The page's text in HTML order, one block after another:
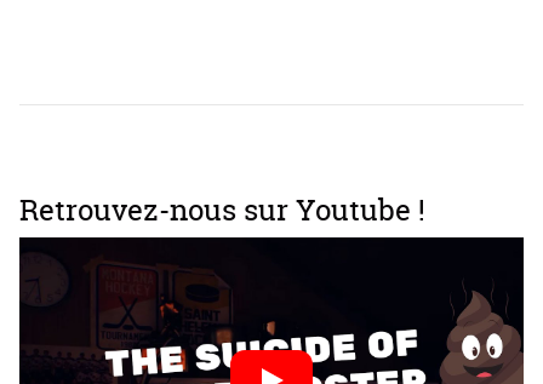
Retrouvez-nous sur Youtube !